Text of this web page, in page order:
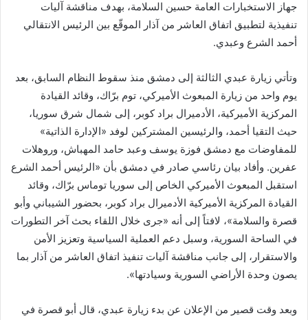
جهاز الاستخبارات العامة حسين السلامة، بهدف مناقشة آليات
تنفيذية لتطبيق اتفاق العاشر من آذار الموقّع بين الرئيس الانتقالي
أحمد الشرع وعبدي.
وتأتي زيارة عبدي الثالثة إلى دمشق منذ سقوط النظام السابق، بعد
يوم واحد من زيارة المبعوث الأميركي، توم برّاك، وقائد القيادة
المركزية الأميركية، الأدميرال براد كوبر، إلى شمال شرق سوريا،
حيث التقيا أحمد، والرئيسين المشتركين لوفد «الإدارة الذاتية»
للمفاوضات مع دمشق فوزة يوسف وعبد حامد المهباش، وروهلات
عفرين. وأفاد بيان رئاسي صادر في دمشق بأن «الرئيس أحمد الشرع
استقبل المبعوث الأميركي الخاص إلى سوريا توماس برّاك، وقائد
القيادة المركزية الأميركية الأدميرال براد كوبر، بحضور الشيباني وأبو
قصرة والسلامة»، لافتاً إلى أنه «جرى خلال اللقاء بحث آخر التطورات
في الساحة السورية، وسبل دعم العملية السياسية وتعزيز الأمن
والاستقرار، إلى جانب مناقشة آليات تنفيذ اتفاق العاشر من آذار بما
يصون وحدة الأراضي السورية وسيادتها».
وبعد وقت قصير من الإعلان عن بدء زيارة عبدي، قال أبو قصرة في